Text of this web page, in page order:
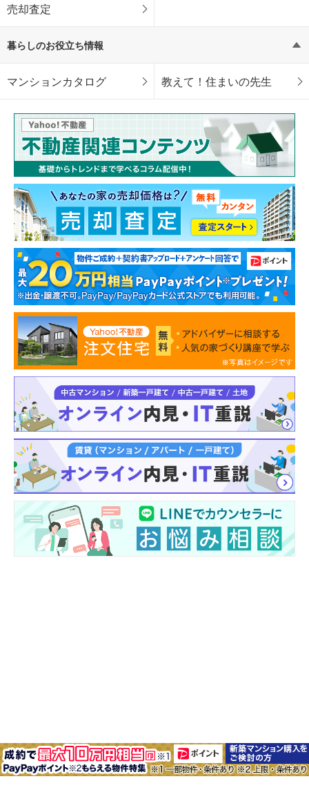
売却査定
暮らしのお役立ち情報
マンションカタログ 教えて！住まいの先生